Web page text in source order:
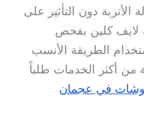
دون التأثير على
لايف كلين بفحص
الطريقة الأنسب
من أكثر الخدمات طلباً
في عجمان